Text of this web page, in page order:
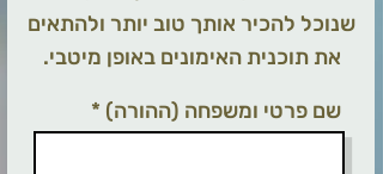
שנוכל להכיר אותך טוב יותר ולהתאים
.את תוכנית האימונים באופן מיטבי
שם פרטי ומשפחה (ההורה)